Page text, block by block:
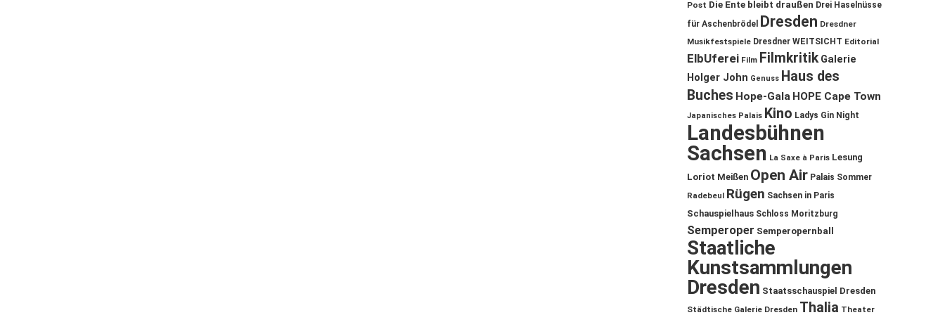
Post Die Ente bleibt draußen Drei Haselnüsse
für Aschenbrödel
Dresden Dresdner
Musikfestspiele Dresdner WEITSICHT Editorial
ElbUferei Film Filmkritik Galerie
Holger John Genuss Haus des
Buches Hope-Gala HOPE Cape Town
Japanisches Palais Kino Ladys Gin Night
Landesbühnen
Sachsen La Saxe à Paris Lesung
Loriot Meißen Open Air Palais Sommer
Radebeul Rügen Sachsen in Paris
Schauspielhaus Schloss Moritzburg
Semperoper Semperopernball
Staatliche
Kunstsammlungen
Dresden Staatsschauspiel Dresden
Städtische Galerie Dresden Thalia Theater